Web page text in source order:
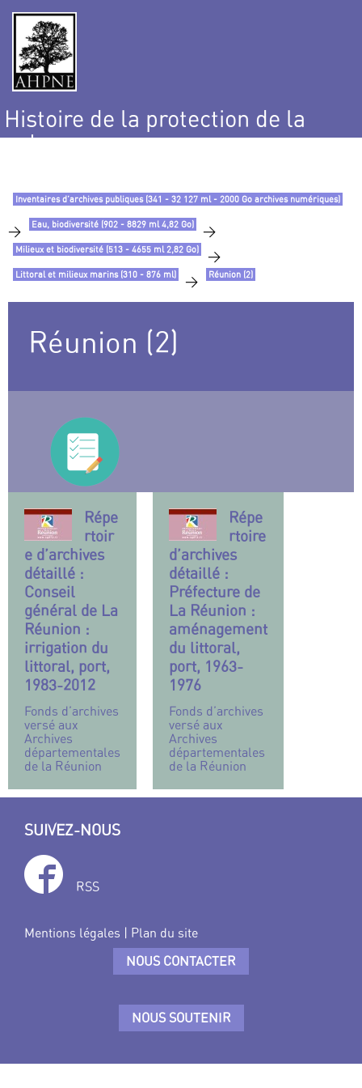
Histoire de la protection de la
nature
Inventaires d’archives publiques (341 - 32 127 ml - 2000 Go archives numériques)
> Eau, biodiversité (902 - 8829 ml 4,82 Go) >
Milieux et biodiversité (513 - 4655 ml 2,82 Go) >
Littoral et milieux marins (310 - 876 ml) > Réunion (2)
Réunion (2)
Répe
rtoir
e d’archives
détaillé :
Conseil
général de La
Réunion :
irrigation du
littoral, port,
1983-2012
Fonds d’archives
versé aux
Archives
départementales
de la Réunion
Répe
rtoire
d’archives
détaillé :
Préfecture de
La Réunion :
aménagement
du littoral,
port, 1963-
1976
Fonds d’archives
versé aux
Archives
départementales
de la Réunion
SUIVEZ-NOUS
RSS
Mentions légales | Plan du site
NOUS CONTACTER
NOUS SOUTENIR